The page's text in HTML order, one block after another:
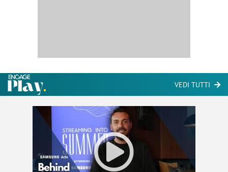
VEDI TUTTI